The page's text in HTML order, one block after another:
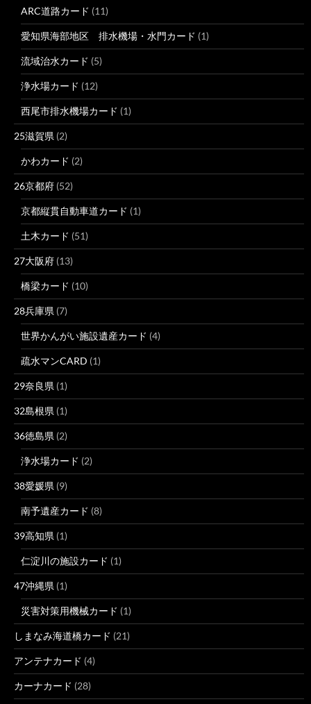
ARC道路カード (11)
愛知県海部地区 排水機場・水門カード (1)
流域治水カード (5)
浄水場カード (12)
西尾市排水機場カード (1)
25滋賀県 (2)
かわカード (2)
26京都府 (52)
京都縦貫自動車道カード (1)
土木カード (51)
27大阪府 (13)
橋梁カード (10)
28兵庫県 (7)
世界かんがい施設遺産カード (4)
疏水マンCARD (1)
29奈良県 (1)
32島根県 (1)
36徳島県 (2)
浄水場カード (2)
38愛媛県 (9)
南予遺産カード (8)
39高知県 (1)
仁淀川の施設カード (1)
47沖縄県 (1)
災害対策用機械カード (1)
しまなみ海道橋カード (21)
アンテナカード (4)
カーナカード (28)